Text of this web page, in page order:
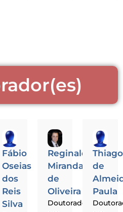
Fábio
Oseias
dos
Reis
Silva
Reginaldo
Miranda
de
Oliveira
Doutorado
Thiago
de
Paula